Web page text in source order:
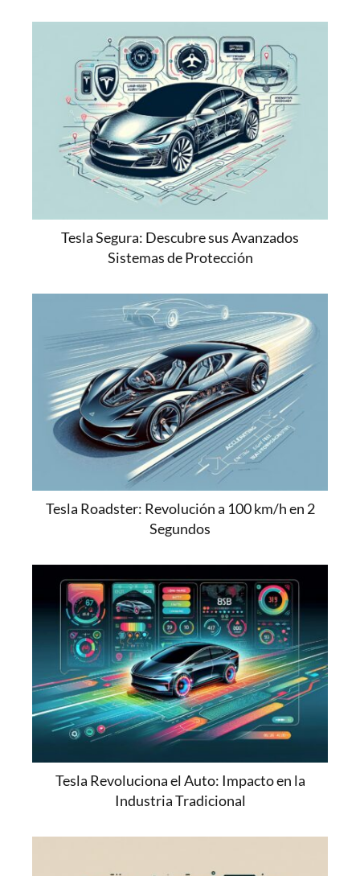
Tesla Segura: Descubre sus Avanzados
Sistemas de Protección
Tesla Roadster: Revolución a 100 km/h en 2
Segundos
Tesla Revoluciona el Auto: Impacto en la
Industria Tradicional